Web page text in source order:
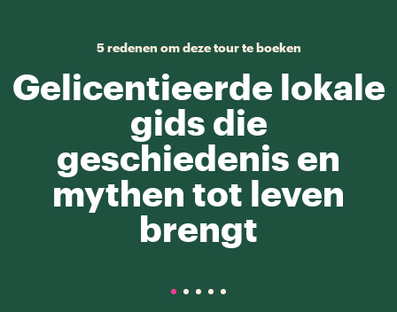
5 redenen om deze tour te boeken
Gelicentieerde lokale
gids die
geschiedenis en
mythen tot leven
brengt